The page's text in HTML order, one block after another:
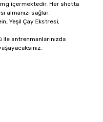
içermektedir. Her shotta
almanızı sağlar.
Yeşil Çay Ekstresi,
antrenmanlarınızda